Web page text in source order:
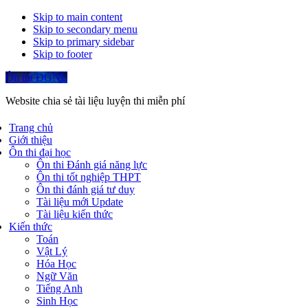
Skip to main content
Skip to secondary menu
Skip to primary sidebar
Skip to footer
Ôn thi ĐGNL
Website chia sẻ tài liệu luyện thi miễn phí
Trang chủ
Giới thiệu
Ôn thi đại học
Ôn thi Đánh giá năng lực
Ôn thi tốt nghiệp THPT
Ôn thi đánh giá tư duy
Tài liệu mới Update
Tài liệu kiến thức
Kiến thức
Toán
Vật Lý
Hóa Học
Ngữ Văn
Tiếng Anh
Sinh Học